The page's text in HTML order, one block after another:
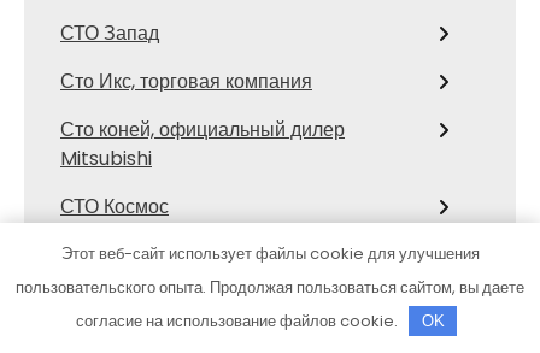
СТО Запад
Сто Икс, торговая компания
Сто коней, официальный дилер
Mitsubishi
СТО Космос
Сулак, гостиничный комплекс
Тазик на Мариинском, сауна
Этот веб-сайт использует файлы cookie для улучшения
пользовательского опыта. Продолжая пользоваться сайтом, вы даете
согласие на использование файлов cookie.
OK